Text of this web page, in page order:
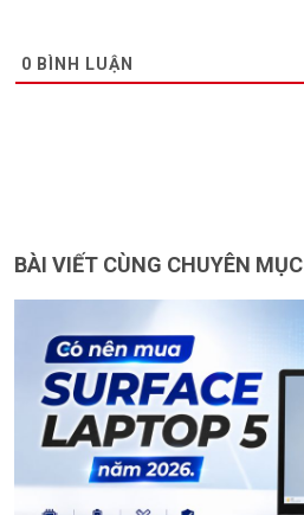
0 BÌNH LUẬN
BÀI VIẾT CÙNG CHUYÊN MỤC